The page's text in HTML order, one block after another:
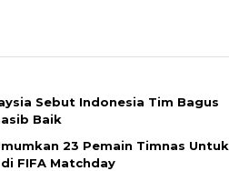
Sebut Indonesia Tim Bagus
Baik
23 Pemain Timnas Untuk
FIFA Matchday